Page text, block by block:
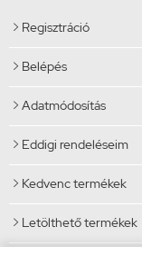
 Regisztráció
 Belépés
 Adatmódosítás
 Eddigi rendeléseim
 Kedvenc termékek
 Letölthető termékek